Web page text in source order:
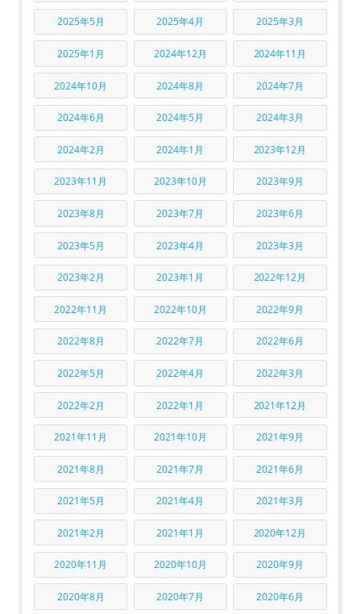
2025年5月 2025年4月 2025年3月
2025年1月 2024年12月 2024年11月
2024年10月 2024年8月 2024年7月
2024年6月 2024年5月 2024年3月
2024年2月 2024年1月 2023年12月
2023年11月 2023年10月 2023年9月
2023年8月 2023年7月 2023年6月
2023年5月 2023年4月 2023年3月
2023年2月 2023年1月 2022年12月
2022年11月 2022年10月 2022年9月
2022年8月 2022年7月 2022年6月
2022年5月 2022年4月 2022年3月
2022年2月 2022年1月 2021年12月
2021年11月 2021年10月 2021年9月
2021年8月 2021年7月 2021年6月
2021年5月 2021年4月 2021年3月
2021年2月 2021年1月 2020年12月
2020年11月 2020年10月 2020年9月
2020年8月 2020年7月 2020年6月